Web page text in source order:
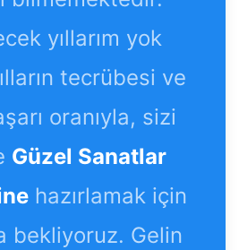
yıllarım yok
tecrübesi ve
oranıyla, sizi
Güzel Sanatlar
hazırlamak için
bekliyoruz. Gelin